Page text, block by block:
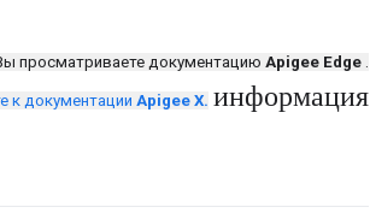
просматриваете документацию Apigee Edge .
к документации Apigee X. информация